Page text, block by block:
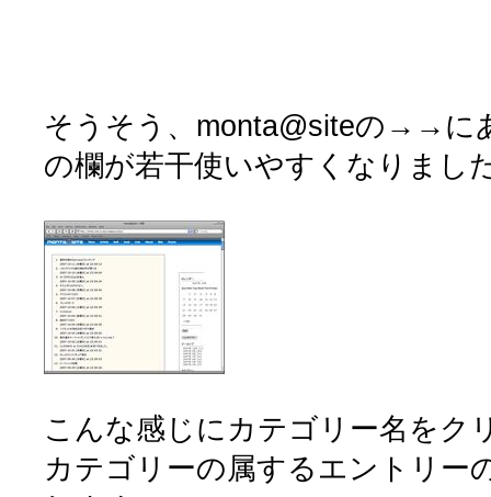
そうそう、monta@siteの→→に
の欄が若干使いやすくなりまし
こんな感じにカテゴリー名をク
カテゴリーの属するエントリー